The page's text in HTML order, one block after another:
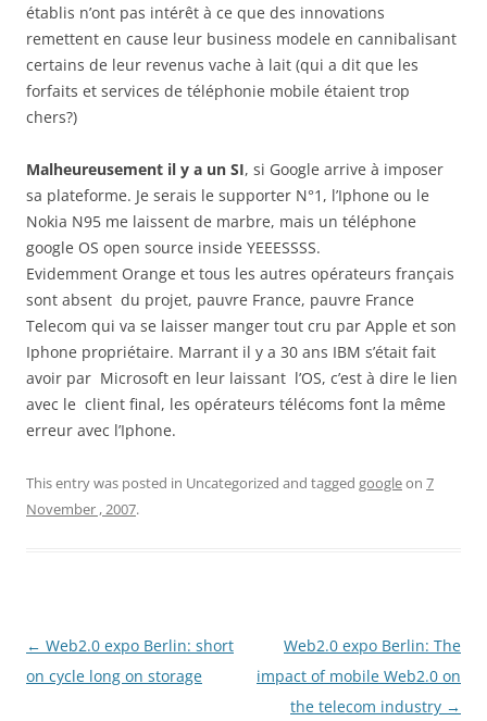
établis n’ont pas intérêt à ce que des innovations
remettent en cause leur business modele en cannibalisant
certains de leur revenus vache à lait (qui a dit que les
forfaits et services de téléphonie mobile étaient trop
chers?)
Malheureusement il y a un SI, si Google arrive à imposer
sa plateforme. Je serais le supporter N°1, l’Iphone ou le
Nokia N95 me laissent de marbre, mais un téléphone
google OS open source inside YEEESSSS.
Evidemment Orange et tous les autres opérateurs français
sont absent du projet, pauvre France, pauvre France
Telecom qui va se laisser manger tout cru par Apple et son
Iphone propriétaire. Marrant il y a 30 ans IBM s’était fait
avoir par Microsoft en leur laissant l’OS, c’est à dire le lien
avec le client final, les opérateurs télécoms font la même
erreur avec l’Iphone.
This entry was posted in Uncategorized and tagged googleon 7
November , 2007.
Post
navigation
← Web2.0 expo Berlin: short
on cycle long on storage
Web2.0 expo Berlin: The
impact of mobile Web2.0 on
the telecom industry →